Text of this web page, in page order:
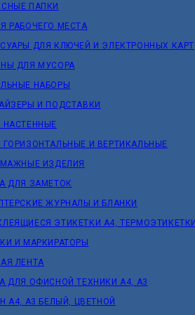
ПАПКИ
РАБОЧЕГО МЕСТА
ДЛЯ КЛЮЧЕЙ И ЭЛЕКТРОННЫХ КАРТ
ДЛЯ МУСОРА
НАБОРЫ
И ПОДСТАВКИ
НАСТЕННЫЕ
ГОРИЗОНТАЛЬНЫЕ И ВЕРТИКАЛЬНЫЕ
ИЗДЕЛИЯ
ДЛЯ ЗАМЕТОК
ЖУРНАЛЫ И БЛАНКИ
ЭТИКЕТКИ А4,
И МАРКИРАТОРЫ
ЛЕНТА
ДЛЯ ОФИСНОЙ ТЕХНИКИ А4, А3
А4, А3 БЕЛЫЙ, ЦВЕТНОЙ